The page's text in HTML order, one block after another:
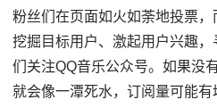
粉丝们在页面如火如荼地投票
挖掘目标用户、激起用户兴趣
们关注QQ音乐公众号。如果没
就会像一潭死水，订阅量可能